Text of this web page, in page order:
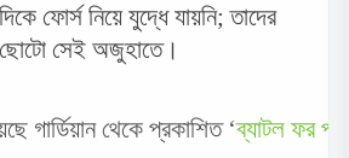
ফোর্স নিয়ে যুদ্ধে যায়নি;তাদের
ছোটো সেই অজুহাতে।
গার্ডিয়ান থেকে প্রকাশিত ‘ব্যাটল ফর